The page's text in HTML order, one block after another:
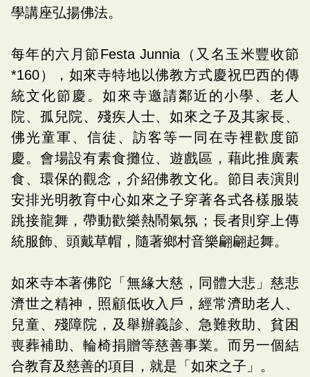
學講座弘揚佛法。
每年的六月節Festa Junnia（又名玉米豐收節
*160），如來寺特地以佛教方式慶祝巴西的傳
統文化節慶。如來寺邀請鄰近的小學、老人
院、孤兒院、殘疾人士、如來之子及其家長、
佛光童軍、信徒、訪客等一同在寺裡歡度節
慶。會場設有素食攤位、遊戲區，藉此推廣素
食、環保的觀念，介紹佛教文化。節目表演則
安排光明教育中心如來之子穿著各式各樣服裝
跳接龍舞，帶動歡樂熱鬧氣氛；長者則穿上傳
統服飾、頭戴草帽，隨著鄉村音樂翩翩起舞。
如來寺本著佛陀「無緣大慈，同體大悲」慈悲
濟世之精神，照顧低收入戶，經常濟助老人、
兒童、殘障院，及舉辦義診、急難救助、貧困
喪葬補助、輪椅捐贈等慈善事業。而另一個結
合教育及慈善的項目，就是「如來之子」。